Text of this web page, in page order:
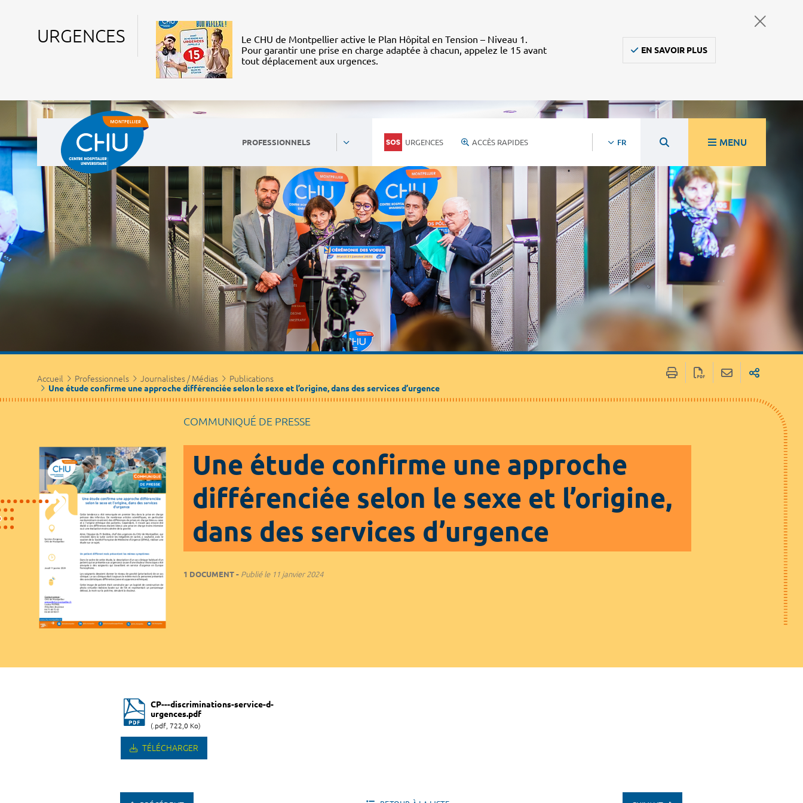
URGENCES
Le CHU de Montpellier active le Plan Hôpital en Tension – Niveau 1.
Pour garantir une prise en charge adaptée à chacun, appelez le 15 avant
tout déplacement aux urgences.
EN SAVOIR PLUS
PROFESSIONNELS URGENCES ACCÈS RAPIDES FR MENU
Personnels du CHU Nous rejoindre Ambulanciers, taxis, vsl
Médecine de ville Journalistes / Médias Marchés publics
Partenaires / Associations
Accueil Professionnels Journalistes / Médias
Publications
Une étude confirme une approche différenciée selon le sexe et l’origine, dans des services d’urgence
COMMUNIQUÉ DE PRESSE
Une étude confirme une approche
différenciée selon le sexe et l’origine,
dans des services d’urgence
1 DOCUMENT Publié le11 janvier 2024
CP---discriminations-service-d-
urgences.pdf
(.pdf, 722,0 Ko)
TÉLÉCHARGER